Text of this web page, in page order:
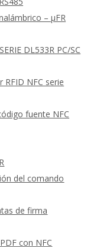
– μFR
DL533R PC/SC
RFID NFC serie
fuente NFC
del comando
de firma
con NFC